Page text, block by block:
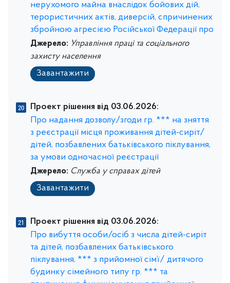
нерухомого майна внаслідок бойових дій,
терористичних актів, диверсій, спричинених
збройною агресією Російської Федерації про
Джерело: Управління праці та соціального
захисту населення
Завантажити
Проект рішення від 03.06.2026:
Про надання дозволу/згоди гр. *** на зняття
з реєстрації місця проживання дітей-сиріт/
дітей, позбавлених батьківського піклування,
за умови одночасної реєстрації
Джерело: Служба у справах дітей
Завантажити
Проект рішення від 03.06.2026:
Про вибуття особи/осіб з числа дітей-сиріт
та дітей, позбавлених батьківського
піклування, *** з прийомної сім’ї/ дитячого
будинку сімейного типу гр. *** та